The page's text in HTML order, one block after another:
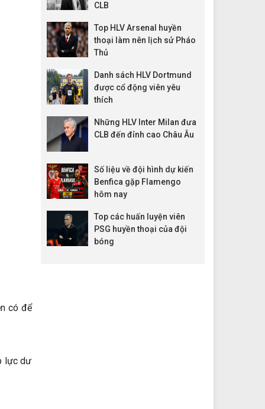
có để
lực dư
CLB
Top HLV Arsenal huyền
thoại làm nên lịch sử Pháo
Thủ
Danh sách HLV Dortmund
được cổ động viên yêu
thích
Những HLV Inter Milan đưa
CLB đến đỉnh cao Châu Âu
Số liệu về đội hình dự kiến
Benfica gặp Flamengo
hôm nay
Top các huấn luyện viên
PSG huyền thoại của đội
bóng